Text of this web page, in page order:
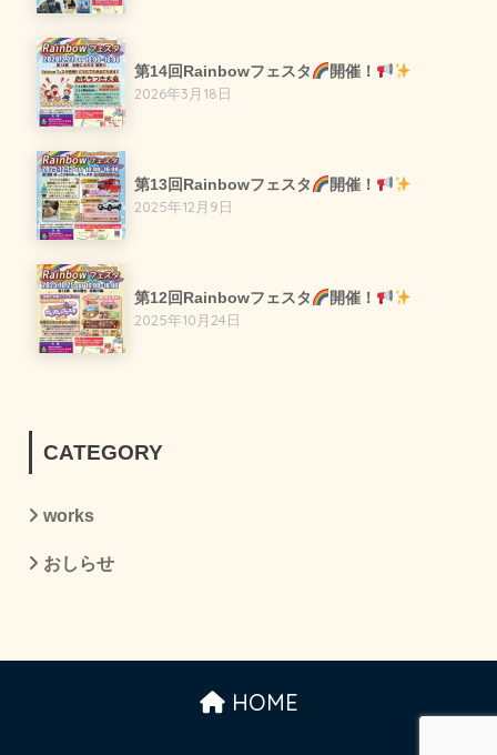
第14回Rainbowフェスタ
開催！
2026年3月18日
第13回Rainbowフェスタ
開催！
2025年12月9日
第12回Rainbowフェスタ
開催！
2025年10月24日
CATEGORY
works
おしらせ
HOME